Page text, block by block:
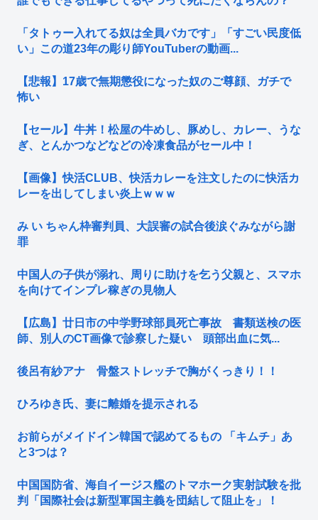
「タトゥー入れてる奴は全員バカです」「すごい民度低
い」この道23年の彫り師YouTuberの動画...
【悲報】17歳で無期懲役になった奴のご尊顔、ガチで
怖い
【セール】牛丼！松屋の牛めし、豚めし、カレー、うな
ぎ、とんかつなどなどの冷凍食品がセール中！
【画像】快活CLUB、快活カレーを注文したのに快活カ
レーを出してしまい炎上ｗｗｗ
み い ちゃん枠審判員、大誤審の試合後涙ぐみながら謝
罪
中国人の子供が溺れ、周りに助けを乞う父親と、スマホ
を向けてインプレ稼ぎの見物人
【広島】廿日市の中学野球部員死亡事故 書類送検の医
師、別人のCT画像で診察した疑い 頭部出血に気...
後呂有紗アナ 骨盤ストレッチで胸がくっきり！！
ひろゆき氏、妻に離婚を提示される
お前らがメイドイン韓国で認めてるもの 「キムチ」あ
と3つは？
中国国防省、海自イージス艦のトマホーク実射試験を批
判「国際社会は新型軍国主義を団結して阻止を」！